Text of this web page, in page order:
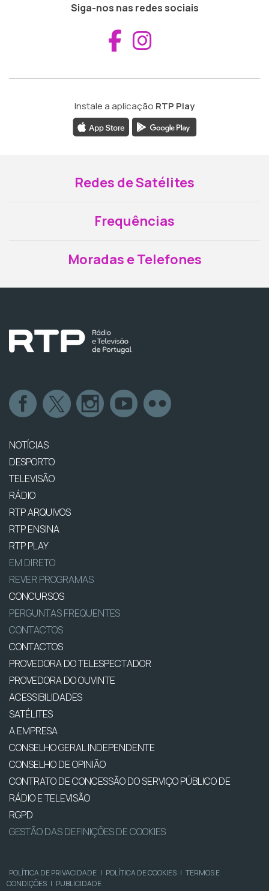
Siga-nos nas redes sociais
Aceder ao
Instale a aplicação RTP Play
Redes de Satélites
Frequências
Moradas e Telefones
NOTÍCIAS
DESPORTO
TELEVISÃO
RÁDIO
RTP ARQUIVOS
RTP ENSINA
RTP PLAY
EM DIRETO
REVER PROGRAMAS
CONCURSOS
PERGUNTAS FREQUENTES
CONTACTOS
CONTACTOS
PROVEDORA DO TELESPECTADOR
PROVEDORA DO OUVINTE
ACESSIBILIDADES
SATÉLITES
A EMPRESA
CONSELHO GERAL INDEPENDENTE
CONSELHO DE OPINIÃO
CONTRATO DE CONCESSÃO DO SERVIÇO PÚBLICO DE
RÁDIO E TELEVISÃO
RGPD
GESTÃO DAS DEFINIÇÕES DE COOKIES
POLÍTICA DE PRIVACIDADE | POLÍTICA DE COOKIES | TERMOS E
CONDIÇÕES | PUBLICIDADE